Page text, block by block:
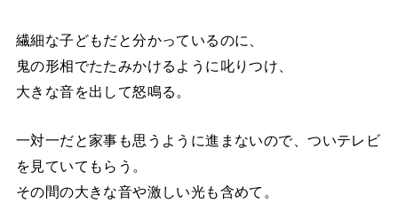
繊細な子どもだと分かっているのに、
鬼の形相でたたみかけるように叱りつけ、
大きな音を出して怒鳴る。
一対一だと家事も思うように進まないので、ついテレビ
を見ていてもらう。
その間の大きな音や激しい光も含めて。